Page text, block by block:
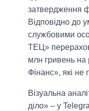
затвердження
Відповідно до
службовими
ТЕЦ»
млн гривень
Фінанс», які не
Візуальна
діло» – у